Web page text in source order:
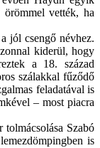
örömmel vették, ha
jól csengő névhez.
kiderül, hogy
a 18. század
szálakkal fűződő
feladatával is
– most piacra
Szabó
is